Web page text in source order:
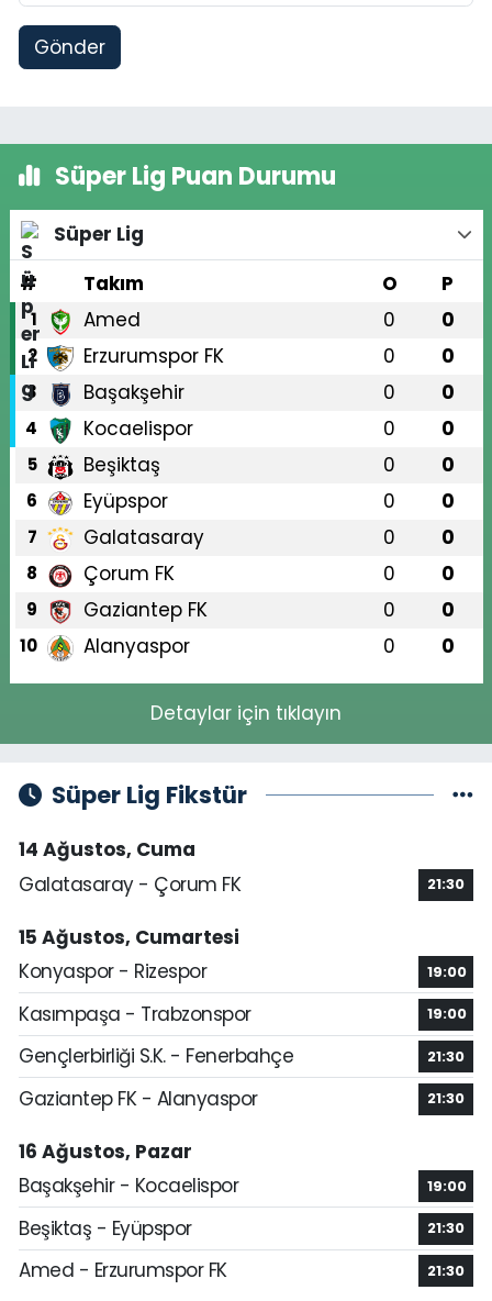
Gönder
Süper Lig Puan Durumu
Süper Lig
#
Takım O P
1 Amed 0 0
2 Erzurumspor FK 0 0
3 Başakşehir 0 0
4 Kocaelispor 0 0
5 Beşiktaş 0 0
6 Eyüpspor 0 0
7 Galatasaray 0 0
8 Çorum FK 0 0
9 Gaziantep FK 0 0
10 Alanyaspor 0 0
Detaylar için tıklayın
Süper Lig Fikstür
14 Ağustos, Cuma
Galatasaray - Çorum FK
21:30
15 Ağustos, Cumartesi
Konyaspor - Rizespor
19:00
Kasımpaşa - Trabzonspor 19:00
Gençlerbirliği S.K. - Fenerbahçe 21:30
Gaziantep FK - Alanyaspor 21:30
16 Ağustos, Pazar
Başakşehir - Kocaelispor
19:00
Beşiktaş - Eyüpspor 21:30
Amed - Erzurumspor FK 21:30